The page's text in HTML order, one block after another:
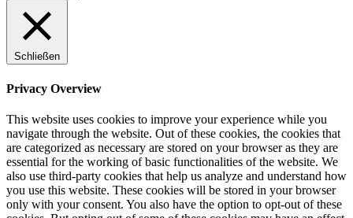
Schließen
Privacy Overview
This website uses cookies to improve your experience while you
navigate through the website. Out of these cookies, the cookies that
are categorized as necessary are stored on your browser as they are
essential for the working of basic functionalities of the website. We
also use third-party cookies that help us analyze and understand how
you use this website. These cookies will be stored in your browser
only with your consent. You also have the option to opt-out of these